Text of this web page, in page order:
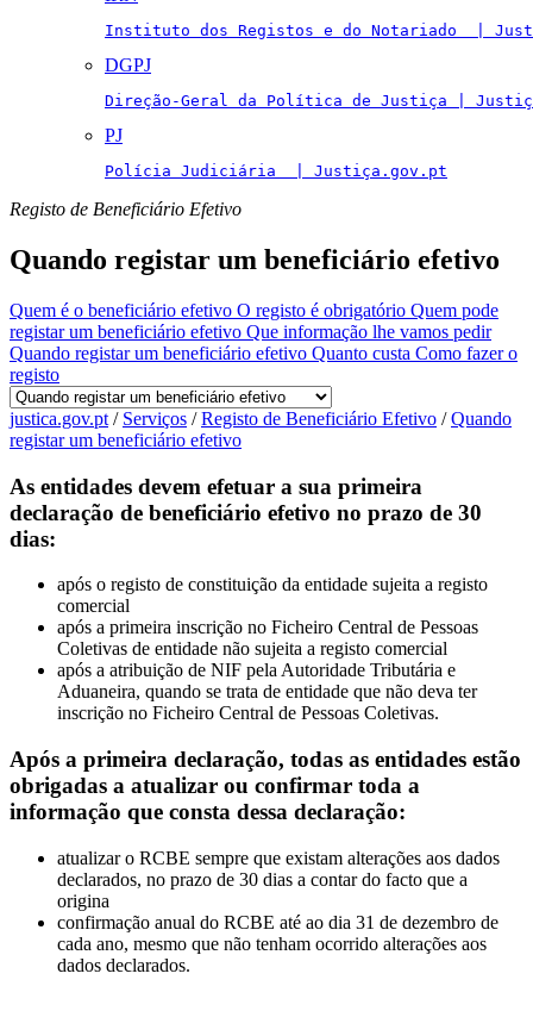
Instituto dos Registos e do Notariado  |
DGPJ
Direção-Geral da Política de Justiça |
PJ
Polícia Judiciária  | Justiça.gov.pt
Registo de Beneficiário Efetivo
Quando registar um beneficiário efetivo
Quem é o beneficiário efetivo O registo é obrigatório Quem pode
registar um beneficiário efetivo Que informação lhe vamos pedir
Quando registar um beneficiário efetivo Quanto custa Como fazer o
registo
justica.gov.pt / Serviços /Registo de Beneficiário Efetivo /Quando
registar um beneficiário efetivo
As entidades devem efetuar a sua primeira
declaração de beneficiário efetivo no prazo de 30
dias:
após o registo de constituição da entidade sujeita a registo
comercial
após a primeira inscrição no Ficheiro Central de Pessoas
Coletivas de entidade não sujeita a registo comercial
após a atribuição de NIF pela Autoridade Tributária e
Aduaneira, quando se trata de entidade que não deva ter
inscrição no Ficheiro Central de Pessoas Coletivas.
Após a primeira declaração, todas as entidades estão
obrigadas a atualizar ou confirmar toda a
informação que consta dessa declaração:
atualizar o RCBE sempre que existam alterações aos dados
declarados, no prazo de 30 dias a contar do facto que a
origina
confirmação anual do RCBE até ao dia 31 de dezembro de
cada ano, mesmo que não tenham ocorrido alterações aos
dados declarados.